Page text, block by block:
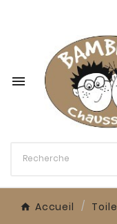

Accueil Toile